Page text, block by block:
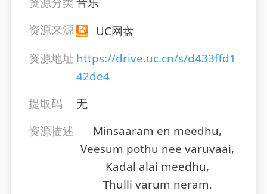
资源来源
UC网盘
资源地址 https://drive.uc.cn/s/d433ffd1
42de4
提取码
无
资源描述
Minsaaram en meedhu,
Veesum pothu nee varuvaai,
Kadal alai meedhu,
Thulli varum neram,